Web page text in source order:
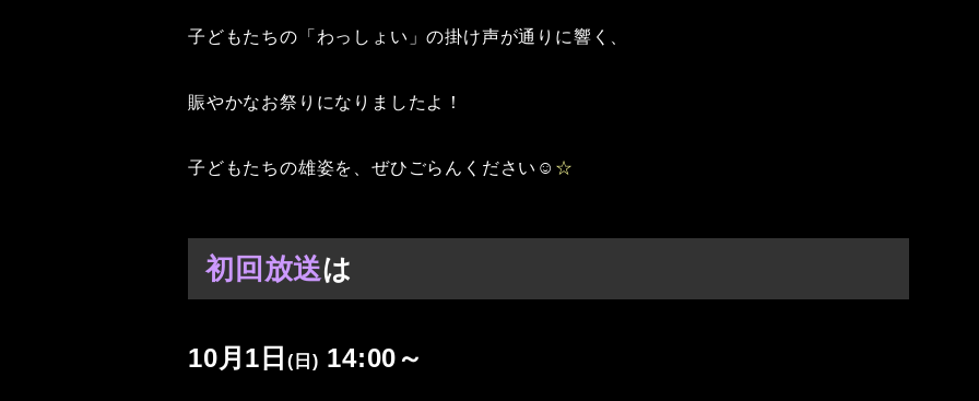
子どもたちの「わっしょい」の掛け声が通りに響く、
賑やかなお祭りになりましたよ！
子どもたちの雄姿を、ぜひごらんください☺ ☆
初回放送は
10月1日 (日) 14:00～